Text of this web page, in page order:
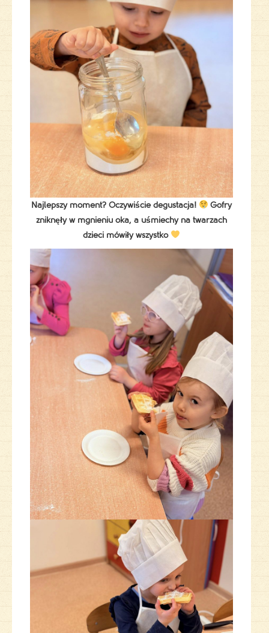
Najlepszy moment? Oczywiście degustacja!
Gofry
zniknęły w mgnieniu oka, a uśmiechy na twarzach
dzieci mówiły wszystko